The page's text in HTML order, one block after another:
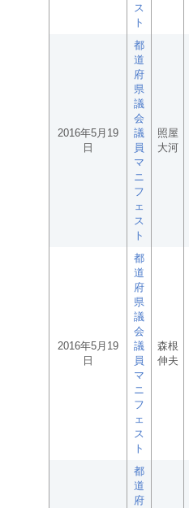
ス
ト
2016年5月19
日
都
道
府
県
議
会
議
員
マ
ニ
フ
ェ
ス
ト
照屋
大河
2016年5月19
日
都
道
府
県
議
会
議
員
マ
ニ
フ
ェ
ス
ト
森根
伸夫
都
道
府